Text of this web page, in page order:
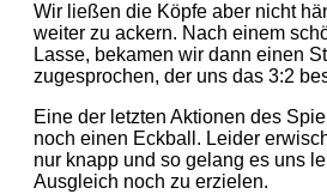
Wir ließen die Köpfe aber nicht
weiter zu ackern. Nach einem
Lasse, bekamen wir dann einen
zugesprochen, der uns das 3:2
Eine der letzten Aktionen des
noch einen Eckball. Leider
nur knapp und so gelang es uns
Ausgleich noch zu erzielen.